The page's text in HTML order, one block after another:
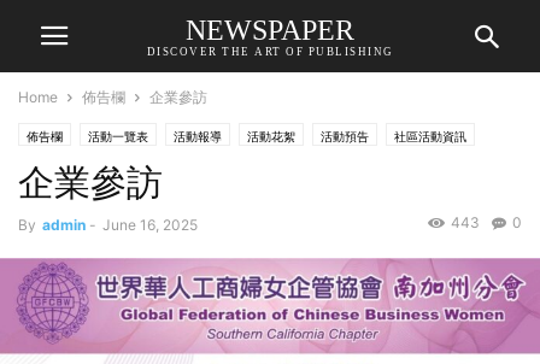
NEWSPAPER
DISCOVER THE ART OF PUBLISHING
Home 佈告欄 企業參訪
佈告欄 活動一覽表 活動報導 活動花絮 活動預告 社區活動資訊
企業參訪
By admin - June 16, 2025 0
443